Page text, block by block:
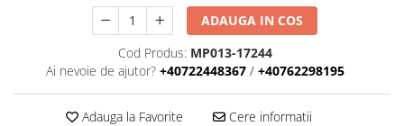
ADAUGA IN COS
Cod Produs: MP013-17244
Ai nevoie de ajutor? +40722448367 / +40762298195
Adauga la Favorite Cere informatii